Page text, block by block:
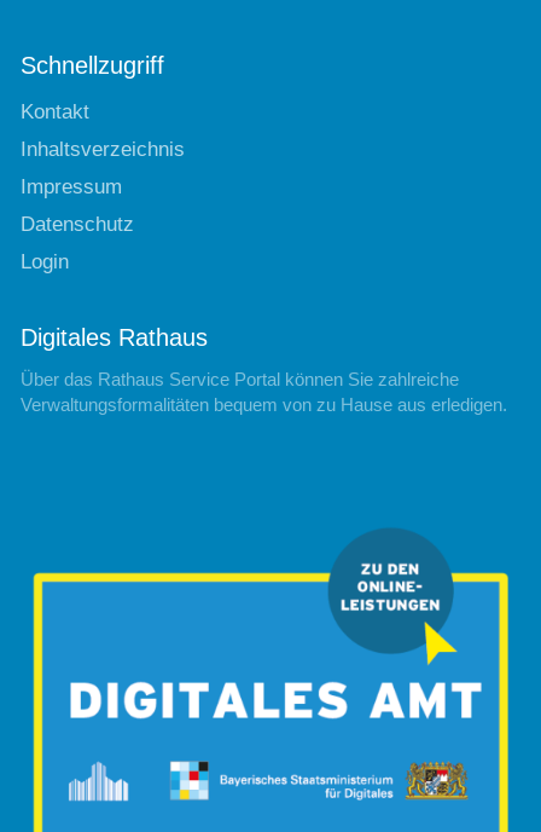
Schnellzugriff
Kontakt
Inhaltsverzeichnis
Impressum
Datenschutz
Login
Digitales Rathaus
Über das Rathaus Service Portal können Sie zahlreiche
Verwaltungsformalitäten bequem von zu Hause aus erledigen.